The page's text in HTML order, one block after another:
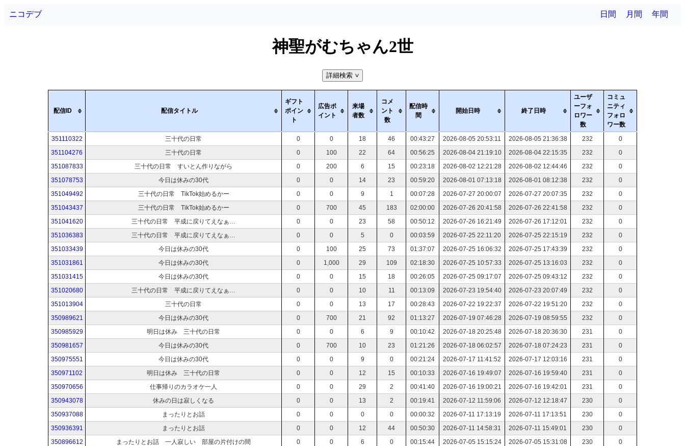
ニコデブ 日間 月間 年間
神聖がむちゃん2世
詳細検索 >
配信ID 配信タイトル
ギフト
ポイン
ト
広告ポ
イント
来場
者数
コメ
ント
数
配信時
間
開始日時 終了日時
ユーザ
ーフォ
ロワー
数
コミュ
ニティ
フォロ
ワー数
351110322
三十代の日常 0 0 18 46 00:43:27 2026-08-05 20:53:11 2026-08-05 21:36:38 232
0
351104276
三十代の日常 0 100 22 64 00:56:25 2026-08-04 21:19:10 2026-08-04 22:15:35 232
0
351087833
三十代の日常 すいとん作りながら 0 200 6 15 00:23:18 2026-08-02 12:21:28 2026-08-02 12:44:46 232
0
351078753
今日は休みの30代 0 0 14 23 00:59:20 2026-08-01 07:13:18 2026-08-01 08:12:38 232
0
351049492
三十代の日常 TikTok始めるかー 0 0 9 1 00:07:28 2026-07-27 20:00:07 2026-07-27 20:07:35 232
0
351043437
三十代の日常 TikTok始めるかー 0 700 45 183 02:00:00 2026-07-26 20:41:58 2026-07-26 22:41:58 232
0
351041620
三十代の日常 平成に戻りてえなぁ… 0 0 23 58 00:50:12 2026-07-26 16:21:49 2026-07-26 17:12:01 232
0
351036383
三十代の日常 平成に戻りてえなぁ… 0 0 5 0 00:03:59 2026-07-25 22:11:20 2026-07-25 22:15:19 232
0
351033439
今日は休みの30代 0 100 25 73 01:37:07 2026-07-25 16:06:32 2026-07-25 17:43:39 232
0
351031861
今日は休みの30代 0 1,000 29 109 02:18:30 2026-07-25 10:57:33 2026-07-25 13:16:03 232
0
351031415
今日は休みの30代 0 0 15 18 00:26:05 2026-07-25 09:17:07 2026-07-25 09:43:12 232
0
351020680
三十代の日常 平成に戻りてえなぁ… 0 0 10 11 00:13:09 2026-07-23 19:54:40 2026-07-23 20:07:49 232
0
351013904
三十代の日常 0 0 13 17 00:28:43 2026-07-22 19:22:37 2026-07-22 19:51:20 232
0
350989621
今日は休みの30代 0 700 21 92 01:13:27 2026-07-19 07:46:28 2026-07-19 08:59:55 232
0
350985929
明日は休み 三十代の日常 0 0 6 9 00:10:42 2026-07-18 20:25:48 2026-07-18 20:36:30 231
0
350981657
今日は休みの30代 0 700 10 23 01:21:26 2026-07-18 06:02:57 2026-07-18 07:24:23 231
0
350975551
今日は休みの30代 0 0 9 0 00:21:24 2026-07-17 11:41:52 2026-07-17 12:03:16 231
0
350971102
明日は休み 三十代の日常 0 0 12 15 00:10:33 2026-07-16 19:49:07 2026-07-16 19:59:40 231
0
350970656
仕事帰りのカラオケ一人 0 0 29 2 00:41:40 2026-07-16 19:00:21 2026-07-16 19:42:01 231
0
350943078
休みの日は寂しくなる 0 0 13 2 00:19:41 2026-07-12 11:59:06 2026-07-12 12:18:47 230
0
350937088
まったりとお話 0 0 0 0 00:00:32 2026-07-11 17:13:19 2026-07-11 17:13:51 230
0
350936391
まったりとお話 0 0 12 44 00:50:30 2026-07-11 14:58:31 2026-07-11 15:49:01 230
0
350896612
まったりとお話 一人寂しい 部屋の片付けの間 0 0 6 0 00:15:44 2026-07-05 15:15:24 2026-07-05 15:31:08 230
0